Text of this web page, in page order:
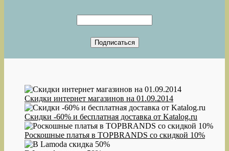
Скидки интернет магазинов на 01.09.2014
Скидки -60% и бесплатная доставка от Katalog.ru
Роскошные платья в TOPBRANDS со скидкой 10%